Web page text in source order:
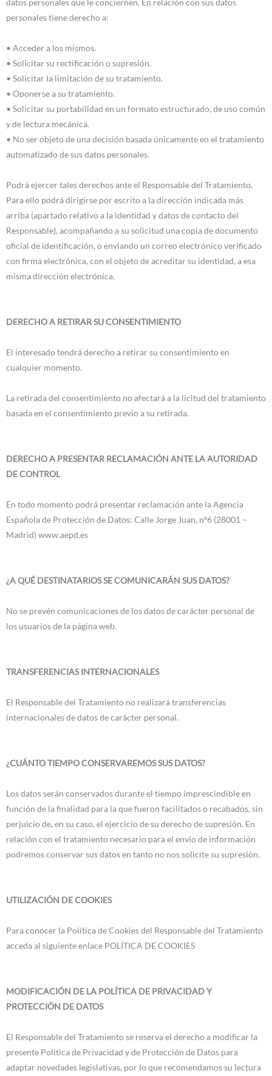
datos personales que le conciernen. En relación con sus datos
personales tiene derecho a:
• Acceder a los mismos.
• Solicitar su rectificación o supresión.
• Solicitar la limitación de su tratamiento.
• Oponerse a su tratamiento.
• Solicitar su portabilidad en un formato estructurado, de uso común
y de lectura mecánica.
• No ser objeto de una decisión basada únicamente en el tratamiento
automatizado de sus datos personales.
Podrá ejercer tales derechos ante el Responsable del Tratamiento.
Para ello podrá dirigirse por escrito a la dirección indicada más
arriba (apartado relativo a la identidad y datos de contacto del
Responsable), acompañando a su solicitud una copia de documento
oficial de identificación, o enviando un correo electrónico verificado
con firma electrónica, con el objeto de acreditar su identidad, a esa
misma dirección electrónica.
DERECHO A RETIRAR SU CONSENTIMIENTO
El interesado tendrá derecho a retirar su consentimiento en
cualquier momento.
La retirada del consentimiento no afectará a la licitud del tratamiento
basada en el consentimiento previo a su retirada.
DERECHO A PRESENTAR RECLAMACIÓN ANTE LA AUTORIDAD
DE CONTROL
En todo momento podrá presentar reclamación ante la Agencia
Española de Protección de Datos: Calle Jorge Juan, nº6 (28001 –
Madrid) www.aepd.es
¿A QUÉ DESTINATARIOS SE COMUNICARÁN SUS DATOS?
No se prevén comunicaciones de los datos de carácter personal de
los usuarios de la página web.
TRANSFERENCIAS INTERNACIONALES
El Responsable del Tratamiento no realizará transferencias
internacionales de datos de carácter personal.
¿CUÁNTO TIEMPO CONSERVAREMOS SUS DATOS?
Los datos serán conservados durante el tiempo imprescindible en
función de la finalidad para la que fueron facilitados o recabados, sin
perjuicio de, en su caso, el ejercicio de su derecho de supresión. En
relación con el tratamiento necesario para el envío de información
podremos conservar sus datos en tanto no nos solicite su supresión.
UTILIZACIÓN DE COOKIES
Para conocer la Política de Cookies del Responsable del Tratamiento
acceda al siguiente enlace POLÍTICA DE COOKIES
MODIFICACIÓN DE LA POLÍTICA DE PRIVACIDAD Y
PROTECCIÓN DE DATOS
El Responsable del Tratamiento se reserva el derecho a modificar la
presente Política de Privacidad y de Protección de Datos para
adaptar novedades legislativas, por lo que recomendamos su lectura